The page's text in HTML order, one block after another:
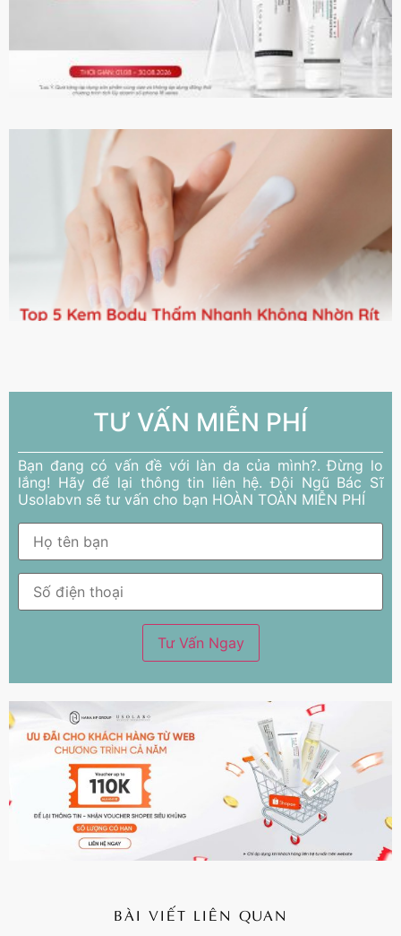
TƯ VẤN MIỄN PHÍ
Bạn đang có vấn đề với làn da của mình?. Đừng lo
lắng! Hãy để lại thông tin liên hệ. Đội Ngũ Bác Sĩ
Usolabvn sẽ tư vấn cho bạn HOÀN TOÀN MIỄN PHÍ
BÀI VIẾT LIÊN QUAN